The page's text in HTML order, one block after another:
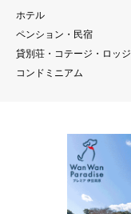
ホテル
ペンション・民宿
貸別荘・コテージ・ロッジ
コンドミニアム